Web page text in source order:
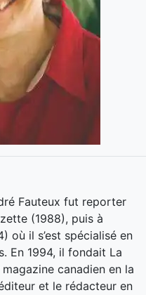
Fauteux fut reporter
(1988), puis à
où il s’est spécialisé en
En 1994, il fondait La
canadien en la
et le rédacteur en